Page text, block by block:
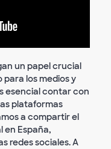
un papel crucial
los medios y
esencial contar con
plataformas
a compartir el
en España,
redes sociales. A